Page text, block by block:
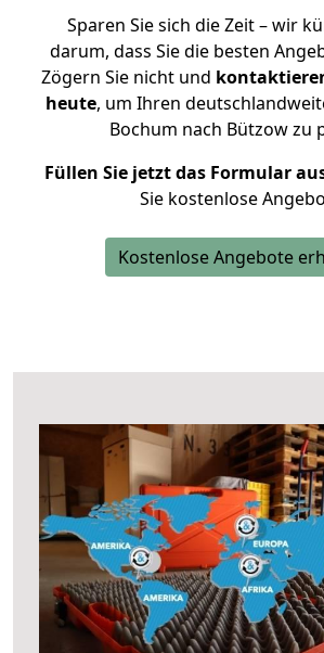
Sparen Sie sich die Zeit – wir
darum, dass Sie die besten
Zögern Sie nicht und
heute, um Ihren
Bochum nach Bützow zu
Füllen Sie jetzt das Formular
Sie kostenlose
Kostenlose Angebote